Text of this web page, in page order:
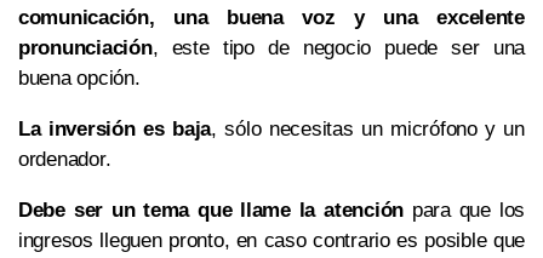
comunicación, una buena voz y una excelente
pronunciación, este tipo de negocio puede ser una
buena opción.
La inversión es baja, sólo necesitas un micrófono y un
ordenador.
Debe ser un tema que llame la atención para que los
ingresos lleguen pronto, en caso contrario es posible que